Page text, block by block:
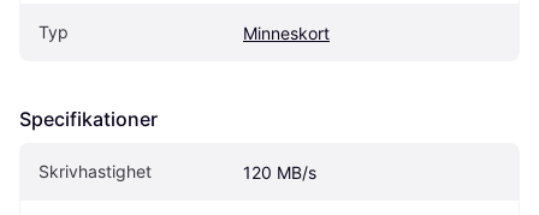
Typ Minneskort
Specifikationer
Skrivhastighet 120 MB/s